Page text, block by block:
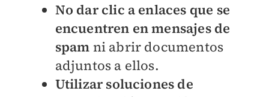
No dar clic a enlaces que se
encuentren en mensajes de
spam ni abrir documentos
adjuntos a ellos.
Utilizar soluciones de